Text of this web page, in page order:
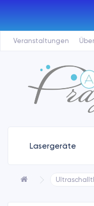
Veranstaltungen
Lasergeräte